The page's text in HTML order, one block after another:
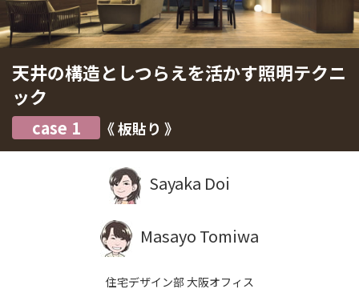
天井の構造としつらえを活かす照明テクニ
ック
case 1 《 板貼り 》
Sayaka Doi
Masayo Tomiwa
住宅デザイン部 大阪オフィス